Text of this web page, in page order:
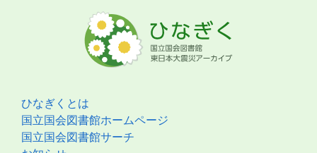
ひなぎくとは
国立国会図書館ホームページ
国立国会図書館サーチ